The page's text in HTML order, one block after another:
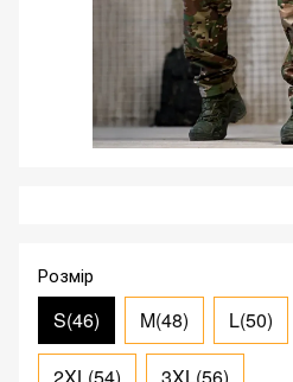
Розмір
S(46) M(48) L(50)